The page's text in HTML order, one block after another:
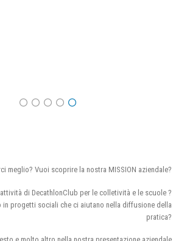
meglio? Vuoi scoprire la nostra MISSION aziendale?
di DecathlonClub per le colletività e le scuole ?
in progetti sociali che ci aiutano nella diffusione della
pratica?